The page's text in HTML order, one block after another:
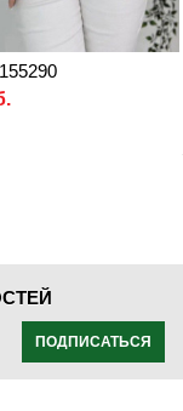
ПОДПИСАТЬСЯ